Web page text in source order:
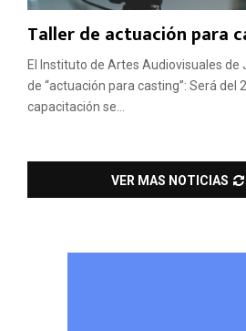
Taller de actuación para
El Instituto de Artes Audiovisuales de
de “actuación para casting”: Será del
capacitación se...
VER MAS NOTICIAS